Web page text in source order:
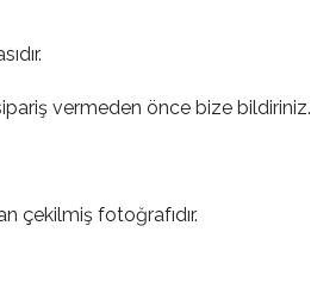
vermeden önce bize bildiriniz.
çekilmiş fotoğrafıdır.